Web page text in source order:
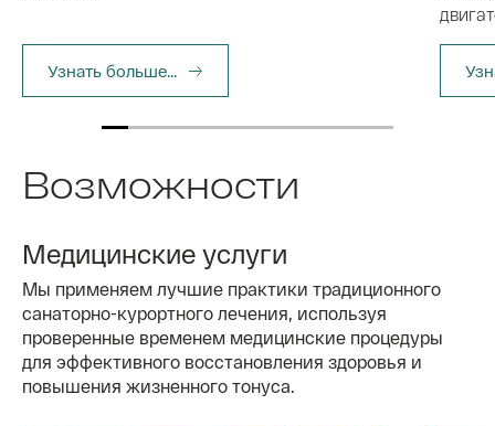
Узнать больше...
Возможности
Медицинские услуги
Мы применяем лучшие практики традиционного
санаторно-курортного лечения, используя
проверенные временем медицинские процедуры
для эффективного восстановления здоровья и
повышения жизненного тонуса.